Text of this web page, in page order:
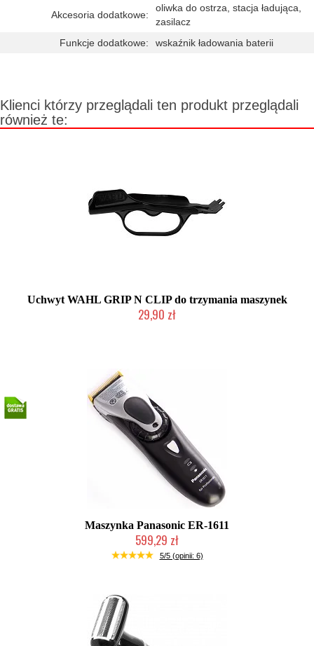
Akcesoria dodatkowe:
oliwka do ostrza, stacja ładująca,
zasilacz
Funkcje dodatkowe:
wskaźnik ładowania baterii
Klienci którzy przeglądali ten produkt przeglądali
również te:
Uchwyt WAHL GRIP N CLIP do trzymania maszynek
29,90 zł
Maszynka Panasonic ER-1611
599,29 zł
Produkt wycofany
5/5 (opinii: 6)